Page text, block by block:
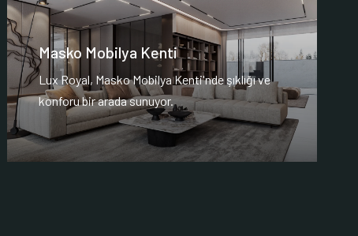
Masko Mobilya Kenti
Lux Royal, Masko Mobilya Kenti'nde şıklığı ve
konforu bir arada sunuyor.